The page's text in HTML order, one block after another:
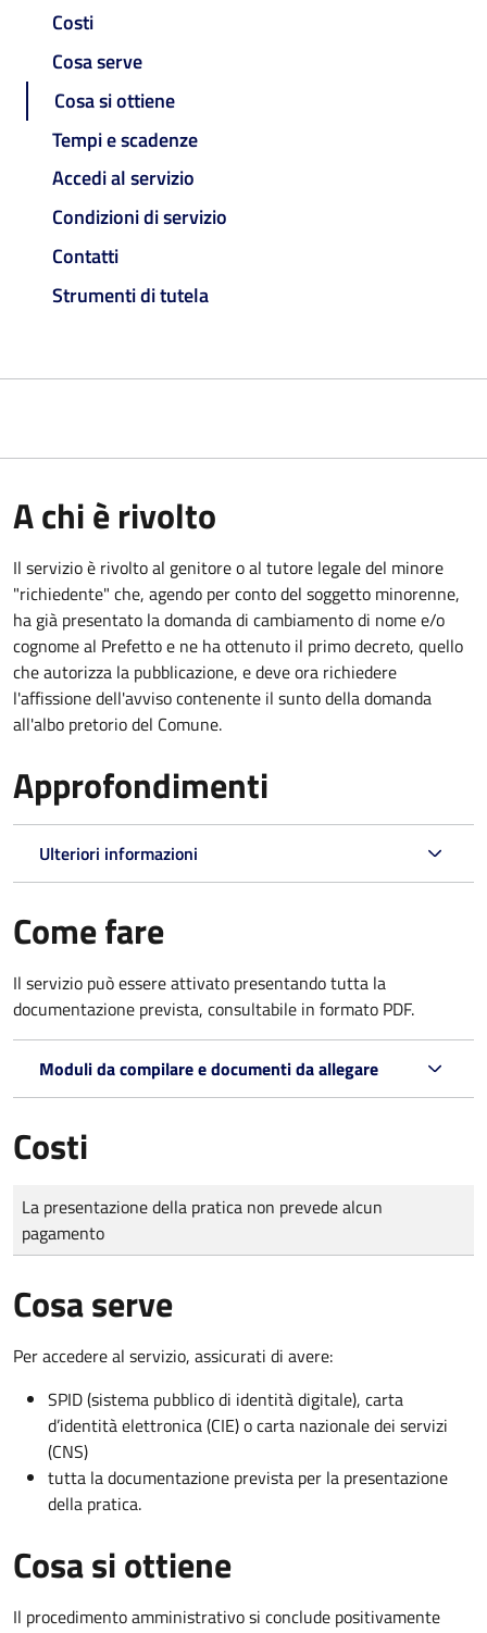
Costi
Cosa serve
Cosa si ottiene
Tempi e scadenze
Accedi al servizio
Condizioni di servizio
Contatti
Strumenti di tutela
A chi è rivolto
Il servizio è rivolto al genitore o al tutore legale del minore
"richiedente" che, agendo per conto del soggetto minorenne,
ha già presentato la domanda di cambiamento di nome e/o
cognome al Prefetto e ne ha ottenuto il primo decreto, quello
che autorizza la pubblicazione, e deve ora richiedere
l'affissione dell'avviso contenente il sunto della domanda
all'albo pretorio del Comune.
Approfondimenti
Ulteriori informazioni
Come fare
Il servizio può essere attivato presentando tutta la
documentazione prevista, consultabile in formato PDF.
Moduli da compilare e documenti da allegare
Costi
Tipo di pagamento
Importo
La presentazione della pratica non prevede alcun
pagamento
Cosa serve
Per accedere al servizio, assicurati di avere:
SPID (sistema pubblico di identità digitale), carta
d’identità elettronica (CIE) o carta nazionale dei servizi
(CNS)
tutta la documentazione prevista per la presentazione
della pratica.
Cosa si ottiene
Il procedimento amministrativo si conclude positivamente